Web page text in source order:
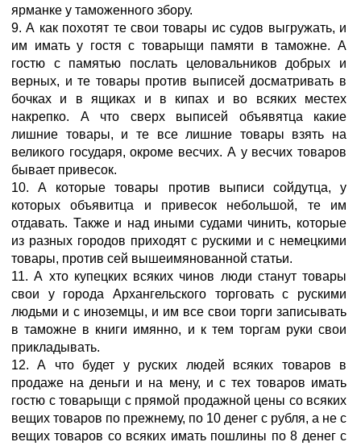
ярманке у таможенного збору.
9. А как похотят те свои товары ис судов выгружать, и
им имать у гостя с товарыщи памяти в таможне. А
гостю с памятью послать целовальников добрых и
верных, и те товары против выписей досматривать в
бочках и в ящиках и в кипах и во всяких местех
накрепко. А что сверх выписей объявятца какие
лишние товары, и те все лишние товары взять на
великого государя, окроме весчих. А у весчих товаров
бывает привесок.
10. А которые товары против выписи сойдутца, у
которых объявитца и привесок небольшой, те им
отдавать. Также и над иными судами чинить, которые
из разных городов приходят с рускими и с немецкими
товары, против сей вышеимянованной статьи.
11. А хто купецких всяких чинов люди станут товары
свои у города Архангельского торговать с рускими
людьми и с иноземцы, и им все свои торги записывать
в таможне в книги имянно, и к тем торгам руки свои
прикладывать.
12. А что будет у руских людей всяких товаров в
продаже на деньги и на мену, и с тех товаров имать
гостю с товарыщи с прямой продажной цены со всяких
вещих товаров по прежнему, по 10 денег с рубля, а не с
вещих товаров со всяких имать пошлины по 8 денег с